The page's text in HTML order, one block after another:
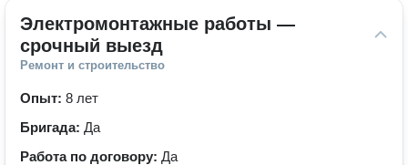
Электромонтажные работы —
срочный выезд
Ремонт и строительство
Опыт: 8 лет
Бригада: Да
Работа по договору: Да